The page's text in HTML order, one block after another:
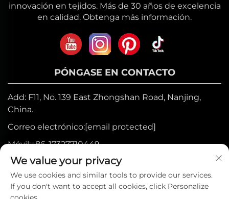
innovación en tejidos. Más de 30 años de excelencia
en calidad. Obtenga más información.
PÓNGASE EN CONTACTO
Add: F11, No. 139 East Zhongshan Road, Nanjing,
China.
Correo electrónico:[email protected]
Móvil:+86-17327710449
Tel:+86-025-84573776
We value your privacy
We use cookies and similar tools to provide our services.
If you don't want to accept all cookies, click Personalize